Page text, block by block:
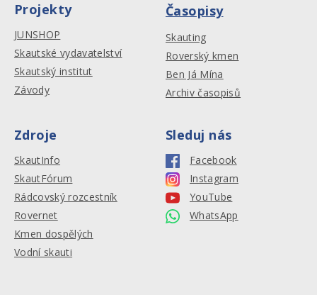
Projekty
JUNSHOP
Skautské vydavatelství
Skautský institut
Závody
Časopisy
Skauting
Roverský kmen
Ben Já Mína
Archiv časopisů
Zdroje
SkautInfo
SkautFórum
Rádcovský rozcestník
Rovernet
Kmen dospělých
Vodní skauti
Sleduj nás
Facebook
Instagram
YouTube
WhatsApp